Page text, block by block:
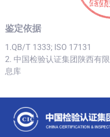
鉴定依据
1.QB/T 1333; ISO 17131
2. 中国检验认证集团陕西有
息库